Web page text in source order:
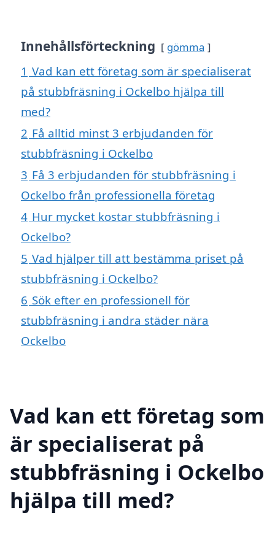
Innehållsförteckning gömma
1 Vad kan ett företag som är specialiserat
på stubbfräsning i Ockelbo hjälpa till
med?
2 Få alltid minst 3 erbjudanden för
stubbfräsning i Ockelbo
3 Få 3 erbjudanden för stubbfräsning i
Ockelbo från professionella företag
4 Hur mycket kostar stubbfräsning i
Ockelbo?
5 Vad hjälper till att bestämma priset på
stubbfräsning i Ockelbo?
6 Sök efter en professionell för
stubbfräsning i andra städer nära
Ockelbo
Vad kan ett företag som
är specialiserat på
stubbfräsning i Ockelbo
hjälpa till med?